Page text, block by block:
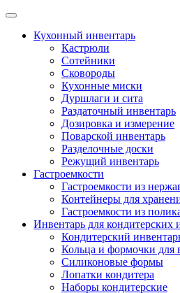
Skip
contentКухонный инвентарь
Кастрюли
Сотейники
Сковороды
Кухонные миски
Дуршлаги и сита
Раздаточный инвентарь
Дозировка и измерение
Поварской инвентарь
Разделочные доски
Режущий инвентарь
Гастроемкости
Гастроемкости из
Контейнеры для
Гастроемкости из
Инвентарь для кондитерских
Кондитерский
Кольца и формочки для
Силиконовые формы
Лопатки кондитера
Наборы кондитерские